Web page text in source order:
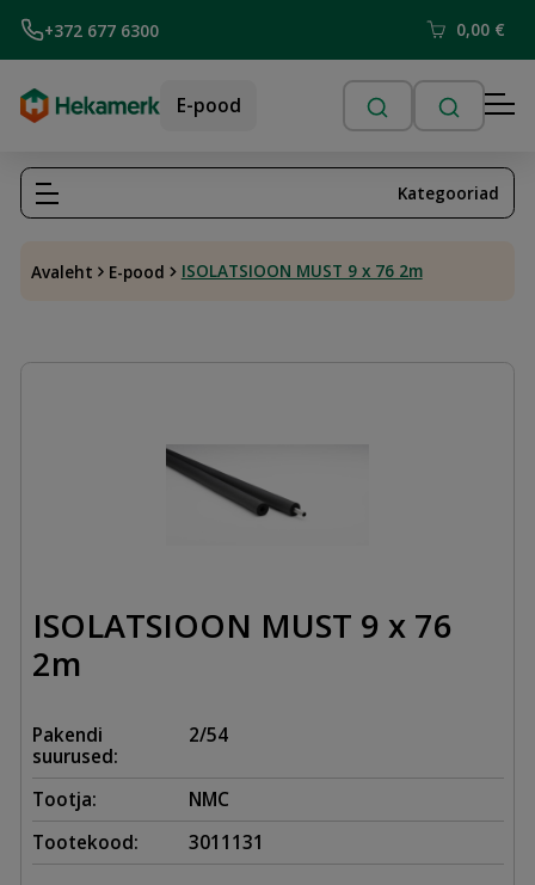
+372 677 6300 0,00 €
E-pood
Avaleht E-pood ISOLATSIOON MUST 9 x 76 2m
Kategooriad
ISOLATSIOON MUST 9 x 76
2m
Pakendi
suurused:
2/54
Tootja:
NMC
Tootekood:
3011131